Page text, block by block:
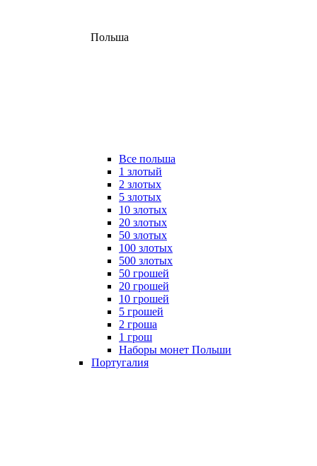
Польша
Все польша
1 злотый
2 злотых
5 злотых
10 злотых
20 злотых
50 злотых
100 злотых
500 злотых
50 грошей
20 грошей
10 грошей
5 грошей
2 гроша
1 грош
Наборы монет Польши
Португалия